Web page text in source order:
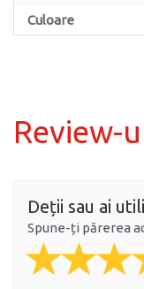
Culoare
Review-
Deții sau ai
Spune-ți părerea